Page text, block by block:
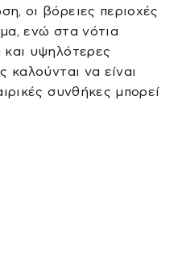
οι βόρειες περιοχές
ενώ στα νότια
και υψηλότερες
καλούνται να είναι
συνθήκες μπορεί